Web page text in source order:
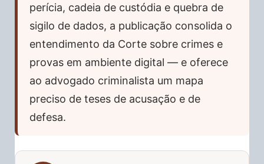
perícia, cadeia de custódia e quebra de
sigilo de dados, a publicação consolida o
entendimento da Corte sobre crimes e
provas em ambiente digital — e oferece
ao advogado criminalista um mapa
preciso de teses de acusação e de
defesa.